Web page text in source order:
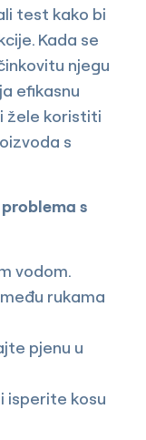
test kako bi
Kada se
njegu
efikasnu
žele koristiti
s
s
vodom.
rukama
pjenu u
isperite kosu